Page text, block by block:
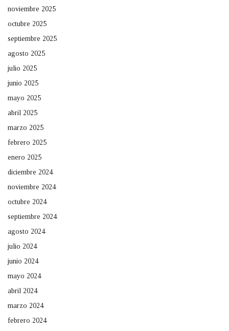
noviembre 2025
octubre 2025
septiembre 2025
agosto 2025
julio 2025
junio 2025
mayo 2025
abril 2025
marzo 2025
febrero 2025
enero 2025
diciembre 2024
noviembre 2024
octubre 2024
septiembre 2024
agosto 2024
julio 2024
junio 2024
mayo 2024
abril 2024
marzo 2024
febrero 2024